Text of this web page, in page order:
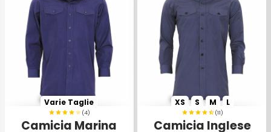
(4)
Camicia Marina
Varie Taglie
(11)
Camicia Inglese
XS S M L